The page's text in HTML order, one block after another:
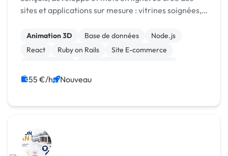
sites et applications sur mesure : vitrines soignées,
Animation 3D Base de données
Node.js
React
Ruby on Rails
Site E-commerce
Web design
WordPress
55 €/h Nouveau